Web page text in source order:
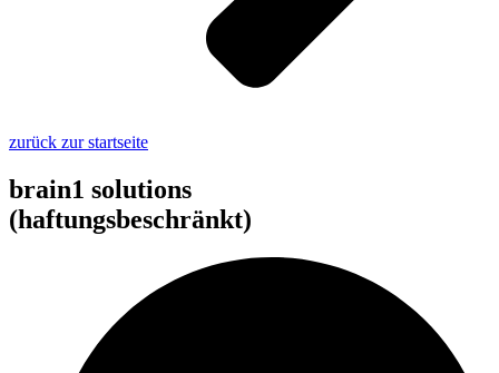
zurück zur startseite
brain1 solutions
(haftungsbeschränkt)